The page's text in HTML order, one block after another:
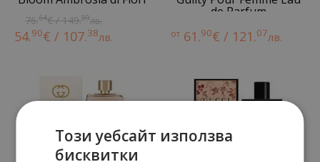
76.64€ / 149.89лв.
54.90€ / 107.38лв.
de Parfum
от 61.90€ / 121.07лв.
Този уебсайт използва
бисквитки